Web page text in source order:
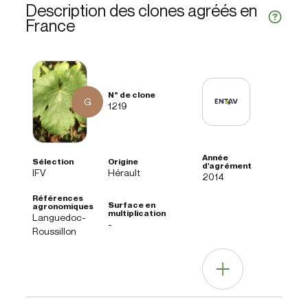
Description des clones agréés en
France
G 1219
Hérault
IFV 2014
Languedoc-
Roussillon
-